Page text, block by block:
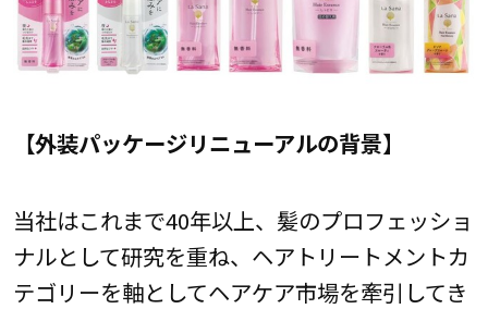
【外装パッケージリニューアルの背景】
当社はこれまで40年以上、髪のプロフェッショ
ナルとして研究を重ね、ヘアトリートメントカ
テゴリーを軸としてヘアケア市場を牽引してき